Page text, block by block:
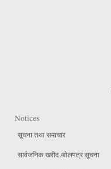
Notices
सूचना तथा समाचार
सार्वजनिक खरीद /बोलपत्र सूचना